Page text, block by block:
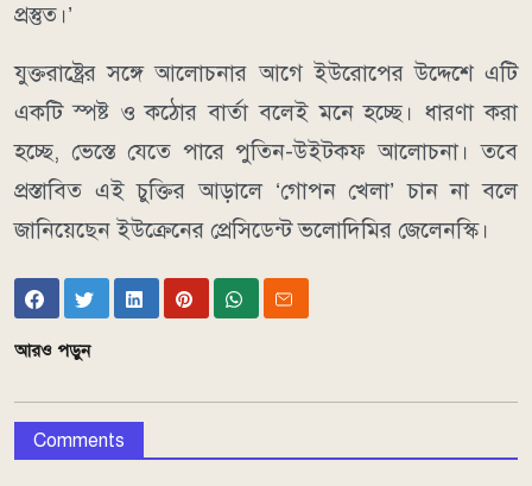
প্রস্তুত।’
যুক্তরাষ্ট্রের সঙ্গে আলোচনার আগে ইউরোপের উদ্দেশে এটি
একটি স্পষ্ট ও কঠোর বার্তা বলেই মনে হচ্ছে। ধারণা করা
হচ্ছে, ভেস্তে যেতে পারে পুতিন-উইটকফ আলোচনা। তবে
প্রস্তাবিত এই চুক্তির আড়ালে ‘গোপন খেলা’ চান না বলে
জানিয়েছেন ইউক্রেনের প্রেসিডেন্ট ভলোদিমির জেলেনস্কি।
আরও পড়ুন
Comments